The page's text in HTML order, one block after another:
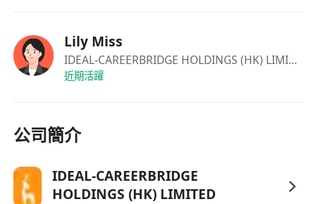
Lily Miss
IDEAL-CAREERBRIDGE HOLDINGS (HK) LIMITED
近期活躍
公司簡介
IDEAL-CAREERBRIDGE
HOLDINGS (HK) LIMITED